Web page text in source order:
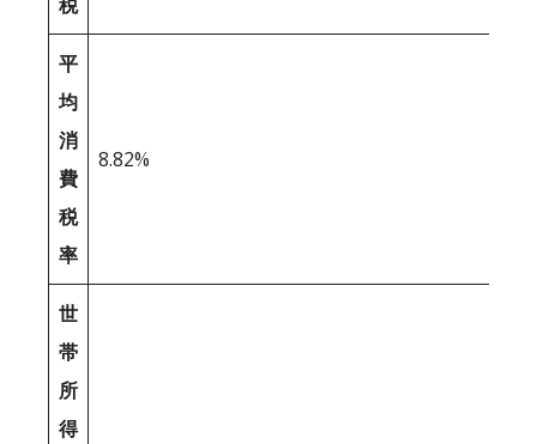
平
均
消
費
税
率
8.82%
世
帯
所
得